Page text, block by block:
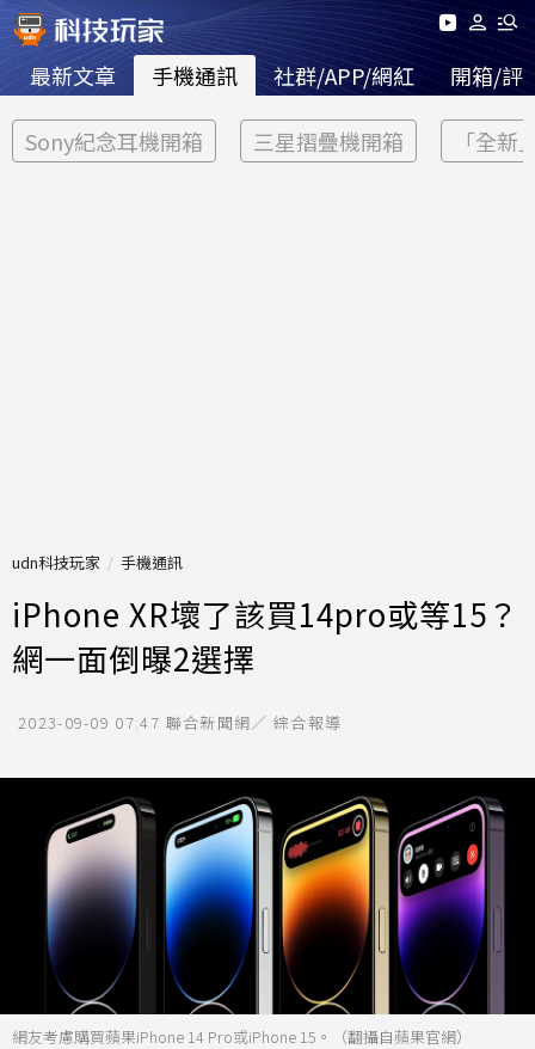
最新文章 手機通訊 社群/APP/網紅 開箱/評
Sony紀念耳機開箱 三星摺疊機開箱 「全新
udn科技玩家 手機通訊
iPhone XR壞了該買14pro或等15？
網一面倒曝2選擇
2023-09-09 07:47 聯合新聞網／ 綜合報導
網友考慮購買蘋果iPhone 14 Pro或iPhone 15。（翻攝自蘋果官網）